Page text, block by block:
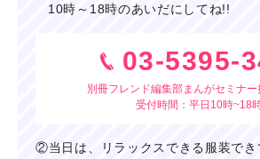
10時～18時のあいだにしてね!!
03-5395-
別冊フレンド編集部まんがセミナ
受付時間：平日10時~18
②当日は、リラックスできる服装でき